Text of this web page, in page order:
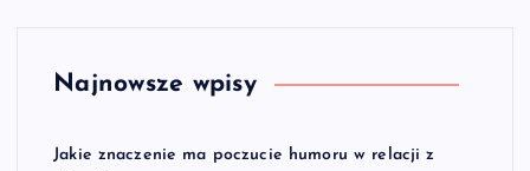
Najnowsze wpisy
Jakie znaczenie ma poczucie humoru w relacji z